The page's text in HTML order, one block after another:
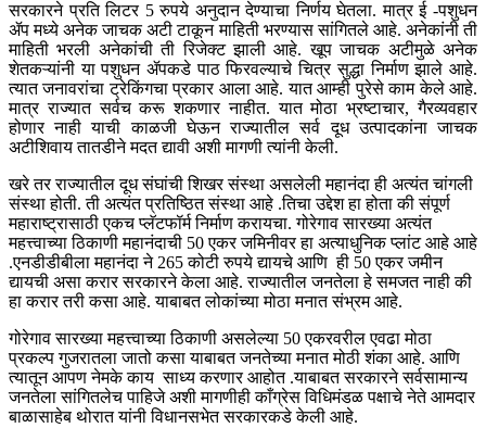
सरकारने प्रति लिटर 5 रुपये अनुदान देण्याचा निर्णय घेतला. मात्र ई -पशुधन
ॲप मध्ये अनेक जाचक अटी टाकून माहिती भरण्यास सांगितले आहे. अनेकांनी ती
माहिती भरली अनेकांची ती रिजेक्ट झाली आहे. खूप जाचक अटीमुळे अनेक
शेतकऱ्यांनी या पशुधन ॲपकडे पाठ फिरवल्याचे चित्र सुद्धा निर्माण झाले आहे.
त्यात जनावरांचा ट्रेकिंगचा प्रकार आला आहे. यात आम्ही पुरेसे काम केले आहे.
मात्र राज्यात सर्वच करू शकणार नाहीत. यात मोठा भ्रष्टाचार, गैरव्यवहार
होणार नाही याची काळजी घेऊन राज्यातील सर्व दूध उत्पादकांना जाचक
अटीशिवाय तातडीने मदत द्यावी अशी मागणी त्यांनी केली.
खरे तर राज्यातील दूध संघांची शिखर संस्था असलेली महानंदा ही अत्यंत चांगली
संस्था होती. ती अत्यंत प्रतिष्ठित संस्था आहे .तिचा उद्देश हा होता की संपूर्ण
महाराष्ट्रासाठी एकच प्लॅटफॉर्म निर्माण करायचा. गोरेगाव सारख्या अत्यंत
महत्त्वाच्या ठिकाणी महानंदाची 50 एकर जमिनीवर हा अत्याधुनिक प्लांट आहे आहे
.एनडीडीबीला महानंदा ने 265 कोटी रुपये द्यायचे आणि ही 50 एकर जमीन
द्यायची असा करार सरकारने केला आहे. राज्यातील जनतेला हे समजत नाही की
हा करार तरी कसा आहे. याबाबत लोकांच्या मोठा मनात संभ्रम आहे.
गोरेगाव सारख्या महत्त्वाच्या ठिकाणी असलेल्या 50 एकरवरील एवढा मोठा
प्रकल्प गुजरातला जातो कसा याबाबत जनतेच्या मनात मोठी शंका आहे. आणि
त्यातून आपण नेमके काय साध्य करणार आहोत .याबाबत सरकारने सर्वसामान्य
जनतेला सांगितलेच पाहिजे अशी मागणीही काँग्रेस विधिमंडळ पक्षाचे नेते आमदार
बाळासाहेब थोरात यांनी विधानसभेत सरकारकडे केली आहे.